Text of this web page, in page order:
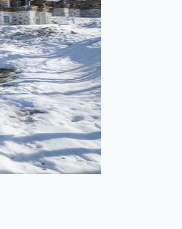
Seuraava